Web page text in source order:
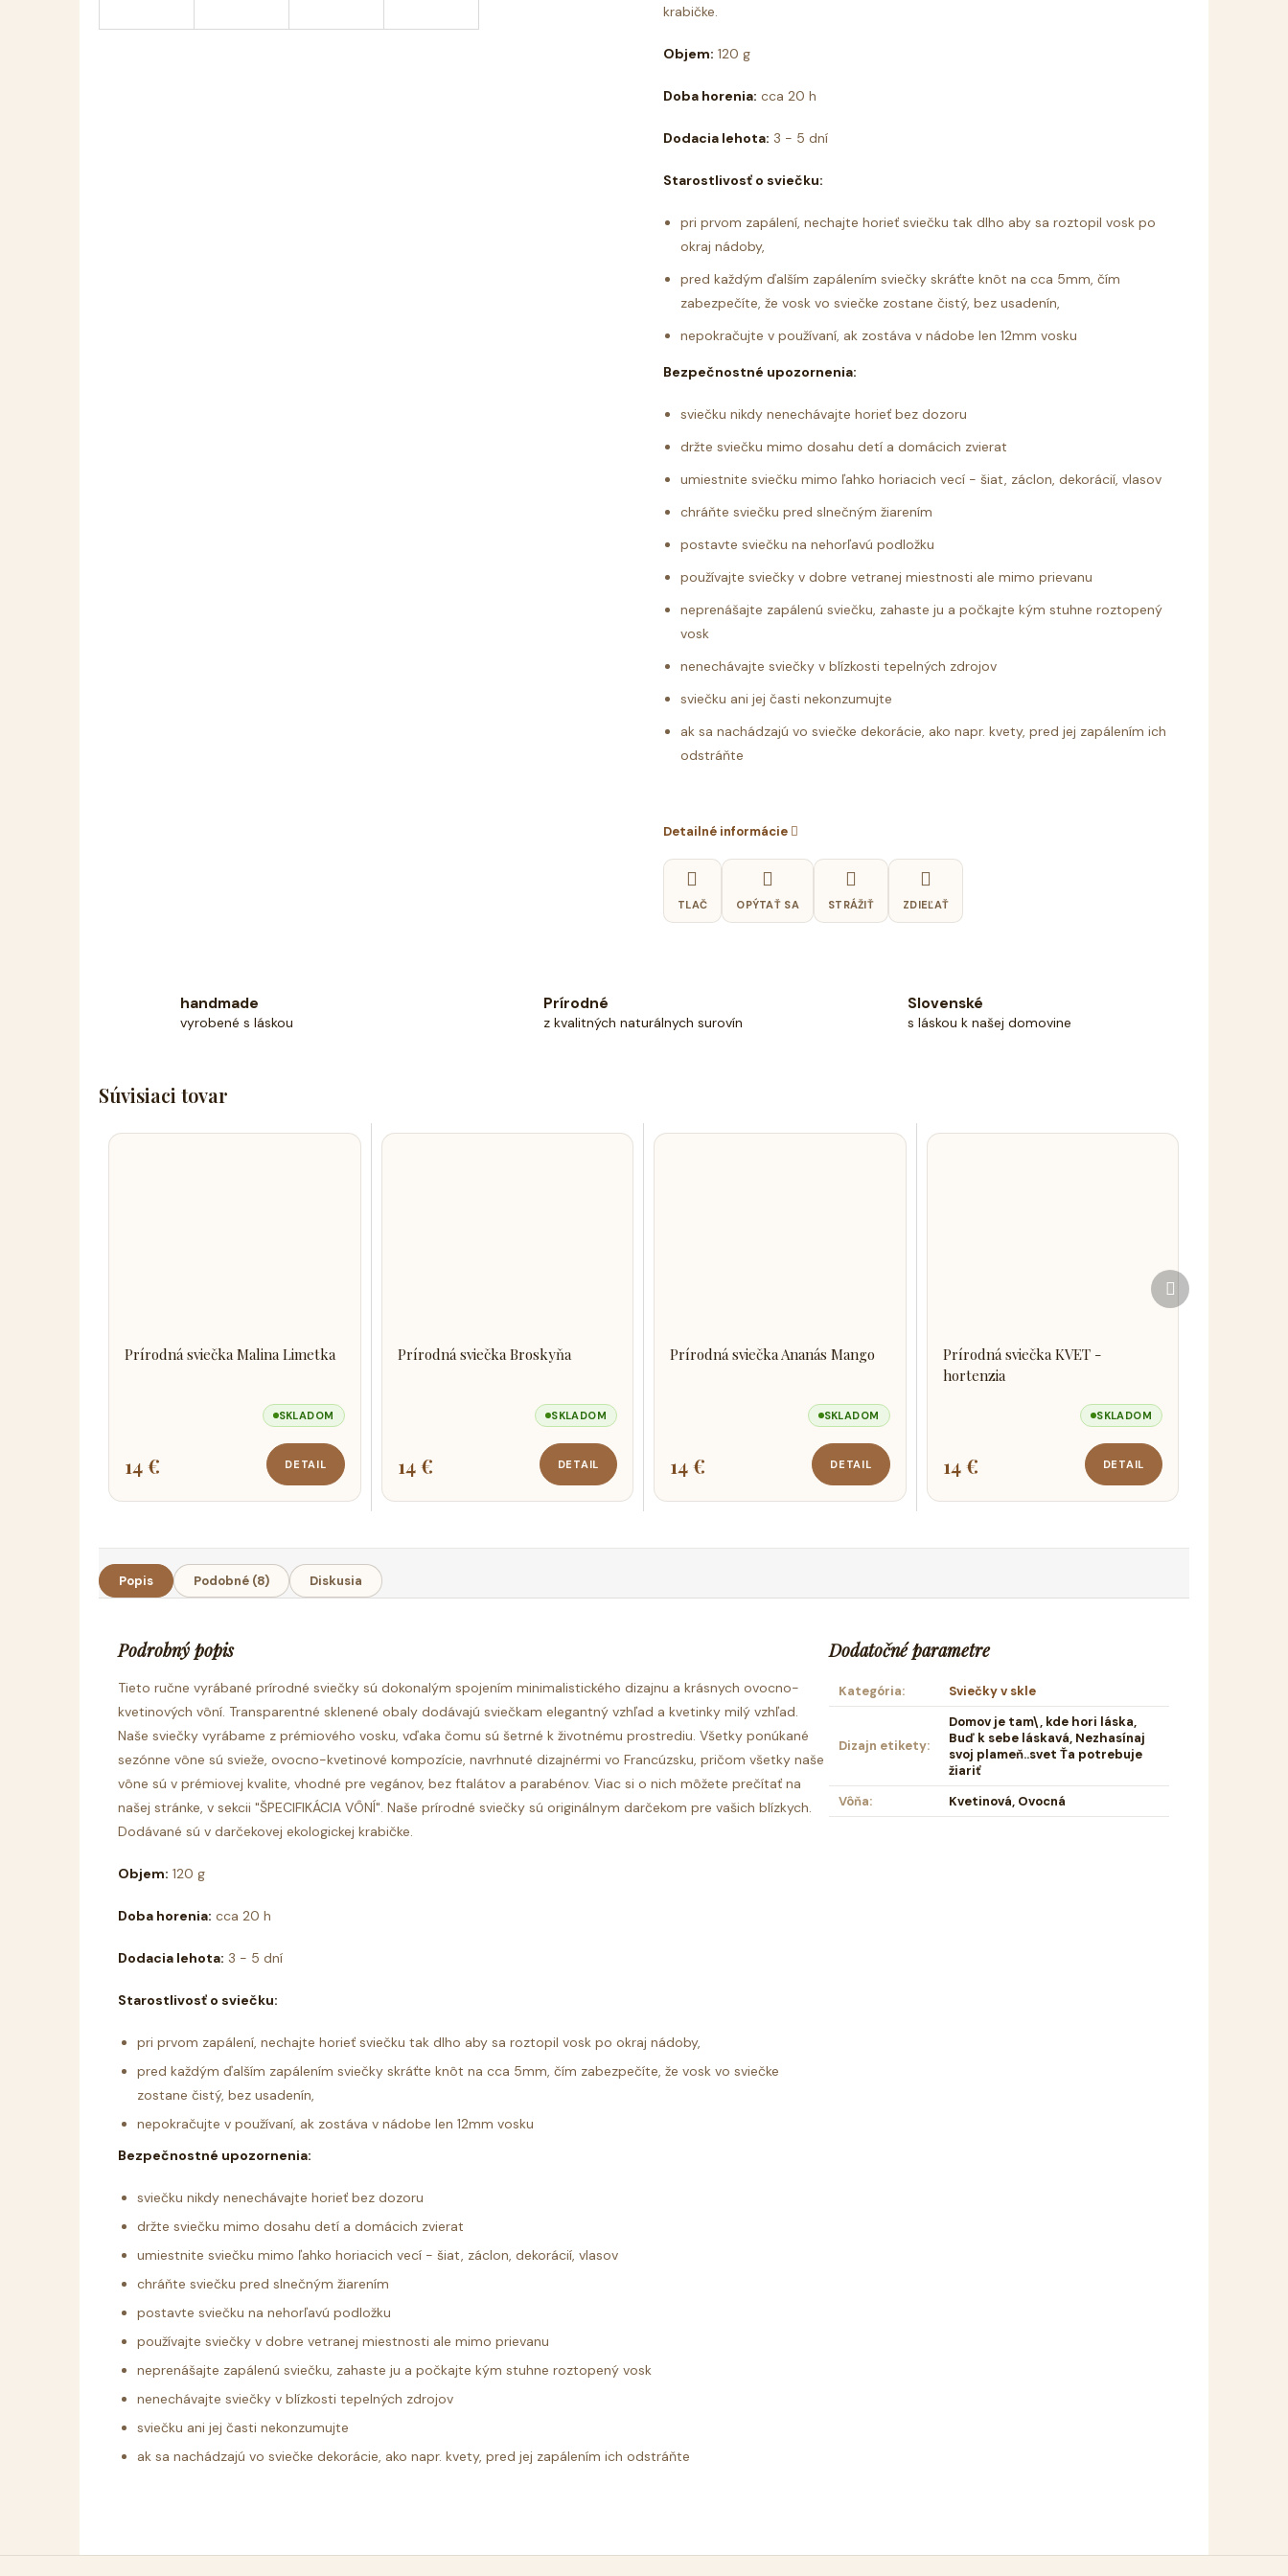
krabičke.
Objem: 120 g
Doba horenia: cca 20 h
Dodacia lehota: 3 - 5 dní
Starostlivosť o sviečku:
pri prvom zapálení, nechajte horieť sviečku tak dlho aby sa roztopil vosk po
okraj nádoby,
pred každým ďalším zapálením sviečky skráťte knôt na cca 5mm, čím
zabezpečíte, že vosk vo sviečke zostane čistý, bez usadenín,
nepokračujte v používaní, ak zostáva v nádobe len 12mm vosku
Bezpečnostné upozornenia:
sviečku nikdy nenechávajte horieť bez dozoru
držte sviečku mimo dosahu detí a domácich zvierat
umiestnite sviečku mimo ľahko horiacich vecí - šiat, záclon, dekorácií, vlasov
chráňte sviečku pred slnečným žiarením
postavte sviečku na nehorľavú podložku
používajte sviečky v dobre vetranej miestnosti ale mimo prievanu
neprenášajte zapálenú sviečku, zahaste ju a počkajte kým stuhne roztopený
vosk
nenechávajte sviečky v blízkosti tepelných zdrojov
sviečku ani jej časti nekonzumujte
ak sa nachádzajú vo sviečke dekorácie, ako napr. kvety, pred jej zapálením ich
odstráňte
Detailné informácie
TLAČ OPÝTAŤ SA STRÁŽIŤ ZDIEĽAŤ
handmade
vyrobené s láskou
Prírodné
z kvalitných naturálnych surovín
Slovenské
s láskou k našej domovine
Súvisiaci tovar
Prírodná sviečka Malina Limetka
SKLADOM
14 € DETAIL
Prírodná sviečka Broskyňa
SKLADOM
14 € DETAIL
Prírodná sviečka Ananás Mango
SKLADOM
14 € DETAIL
Prírodná sviečka KVET -
hortenzia
SKLADOM
14 € DETAIL
Ďalší
produkt
Popis Podobné (8) Diskusia
Podrobný popis
Tieto ručne vyrábané prírodné sviečky sú dokonalým spojením minimalistického dizajnu a krásnych ovocno-
kvetinových vôní. Transparentné sklenené obaly dodávajú sviečkam elegantný vzhľad a kvetinky milý vzhľad.
Naše sviečky vyrábame z prémiového vosku, vďaka čomu sú šetrné k životnému prostrediu. Všetky ponúkané
sezónne vône sú svieže, ovocno-kvetinové kompozície, navrhnuté dizajnérmi vo Francúzsku, pričom všetky naše
vône sú v prémiovej kvalite, vhodné pre vegánov, bez ftalátov a parabénov. Viac si o nich môžete prečítať na
našej stránke, v sekcii "ŠPECIFIKÁCIA VÔNÍ". Naše prírodné sviečky sú originálnym darčekom pre vašich blízkych.
Dodávané sú v darčekovej ekologickej krabičke.
Objem: 120 g
Doba horenia: cca 20 h
Dodacia lehota: 3 - 5 dní
Starostlivosť o sviečku:
pri prvom zapálení, nechajte horieť sviečku tak dlho aby sa roztopil vosk po okraj nádoby,
pred každým ďalším zapálením sviečky skráťte knôt na cca 5mm, čím zabezpečíte, že vosk vo sviečke
zostane čistý, bez usadenín,
nepokračujte v používaní, ak zostáva v nádobe len 12mm vosku
Bezpečnostné upozornenia:
sviečku nikdy nenechávajte horieť bez dozoru
držte sviečku mimo dosahu detí a domácich zvierat
umiestnite sviečku mimo ľahko horiacich vecí - šiat, záclon, dekorácií, vlasov
chráňte sviečku pred slnečným žiarením
postavte sviečku na nehorľavú podložku
používajte sviečky v dobre vetranej miestnosti ale mimo prievanu
neprenášajte zapálenú sviečku, zahaste ju a počkajte kým stuhne roztopený vosk
nenechávajte sviečky v blízkosti tepelných zdrojov
sviečku ani jej časti nekonzumujte
ak sa nachádzajú vo sviečke dekorácie, ako napr. kvety, pred jej zapálením ich odstráňte
Dodatočné parametre
Kategória: Sviečky v skle
Dizajn etikety:
Domov je tam\, kde hori láska,
Buď k sebe láskavá, Nezhasínaj
svoj plameň..svet Ťa potrebuje
žiariť
Vôňa: Kvetinová, Ovocná